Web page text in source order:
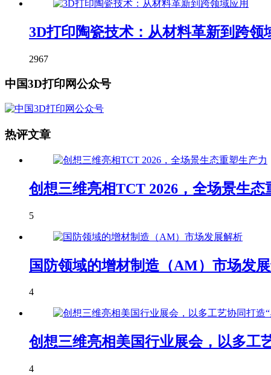
3D打印陶瓷技术：从材料革新到跨领
2967
中国3D打印网公众号
热评文章
创想三维亮相TCT 2026，全场景生态
5
国防领域的增材制造（AM）市场发
4
创想三维亮相美国行业展会，以多工
4